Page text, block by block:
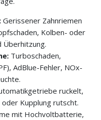
Gerissener Zahnriemen
Kolben- oder
Überhitzung.
Turboschaden,
AdBlue-Fehler, NOx-
ruckelt,
Kupplung rutscht.
mit Hochvoltbatterie,